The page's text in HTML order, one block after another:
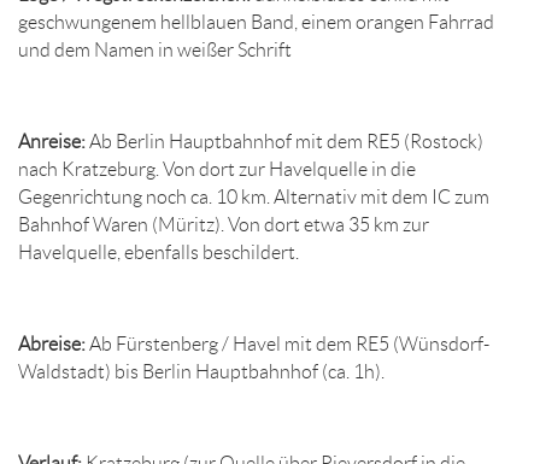
geschwungenem hellblauen Band, einem orangen Fahrrad
und dem Namen in weißer Schrift
Anreise:Ab Berlin Hauptbahnhof mit dem RE5 (Rostock)
nach Kratzeburg. Von dort zur Havelquelle in die
Gegenrichtung noch ca. 10 km. Alternativ mit dem IC zum
Bahnhof Waren (Müritz). Von dort etwa 35 km zur
Havelquelle, ebenfalls beschildert.
Abreise:Ab Fürstenberg / Havel mit dem RE5 (Wünsdorf-
Waldstadt) bis Berlin Hauptbahnhof (ca. 1h).